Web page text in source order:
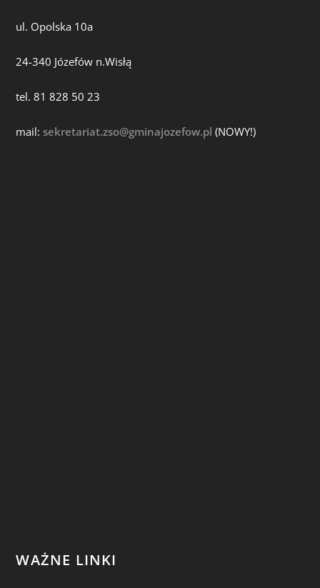
ul. Opolska 10a
24-340 Józefów n.Wisłą
tel. 81 828 50 23
mail:sekretariat.zso@gminajozefow.pl (NOWY!)
WAŻNE LINKI